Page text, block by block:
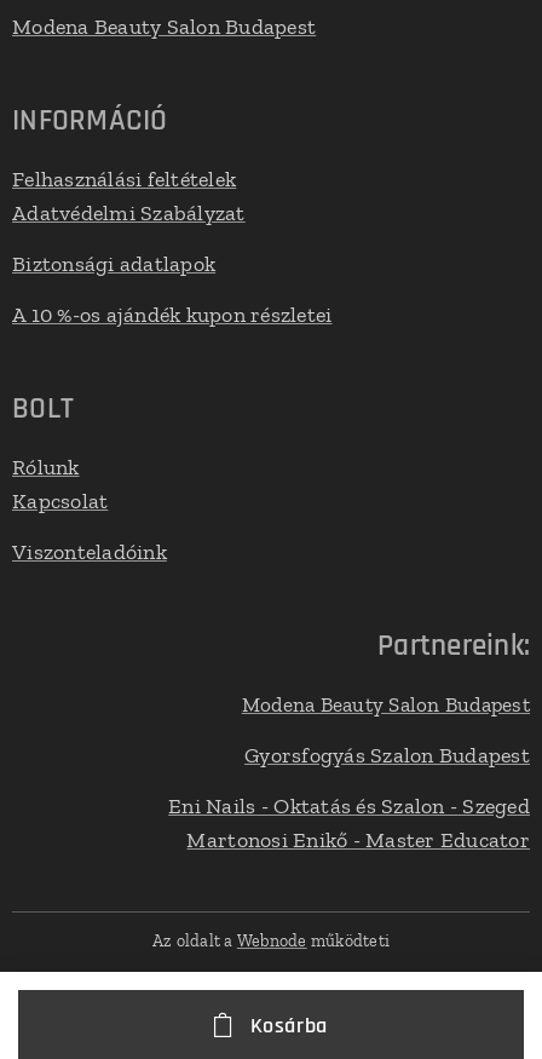
Kosárba
Modena Beauty Salon Budapest
INFORMÁCIÓ
Felhasználási feltételek
Adatvédelmi Szabályzat
Biztonsági adatlapok
A 10 %-os ajándék kupon részletei
BOLT
Rólunk
Kapcsolat
Viszonteladóink
Partnereink:
Modena Beauty Salon Budapest
Gyorsfogyás Szalon Budapest
Eni Nails - Oktatás és Szalon - Szeged
Martonosi Enikő - Master Educator
Az oldalt a Webnode működteti